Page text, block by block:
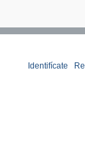
Identifícate